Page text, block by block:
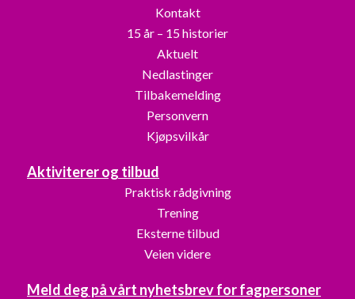
Kontakt
15 år – 15 historier
Aktuelt
Nedlastinger
Tilbakemelding
Personvern
Kjøpsvilkår
Aktiviterer og tilbud
Praktisk rådgivning
Trening
Eksterne tilbud
Veien videre
Meld deg på vårt nyhetsbrev for fagpersoner